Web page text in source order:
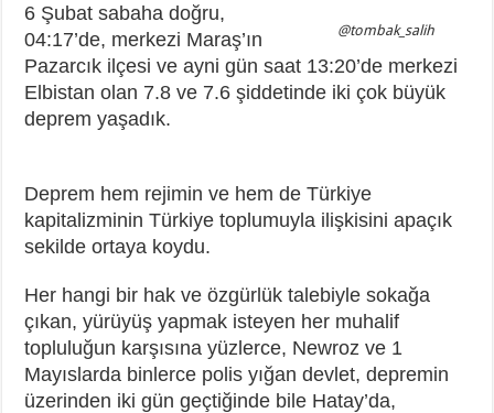
@tombak_salih
6 Şubat sabaha doğru,
04:17’de, merkezi Maraş’ın
Pazarcık ilçesi ve ayni gün saat 13:20’de merkezi
Elbistan olan 7.8 ve 7.6 şiddetinde iki çok büyük
deprem yaşadık.
Deprem hem rejimin ve hem de Türkiye
kapitalizminin Türkiye toplumuyla ilişkisini apaçık
sekilde ortaya koydu.
Her hangi bir hak ve özgürlük talebiyle sokağa
çıkan, yürüyüş yapmak isteyen her muhalif
topluluğun karşısına yüzlerce, Newroz ve 1
Mayıslarda binlerce polis yığan devlet, depremin
üzerinden iki gün geçtiğinde bile Hatay’da,